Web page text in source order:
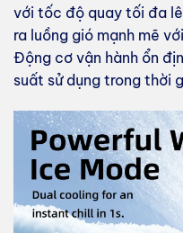
với tốc độ quay tối đa
ra luồng gió mạnh mẽ
Động cơ vận hành ổn
suất sử dụng trong thời